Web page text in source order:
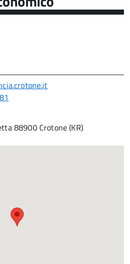
88900 Crotone (KR)